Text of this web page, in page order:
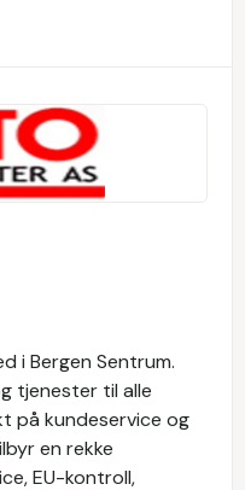
i Bergen Sentrum.
tjenester til alle
på kundeservice og
en rekke
EU-kontroll,